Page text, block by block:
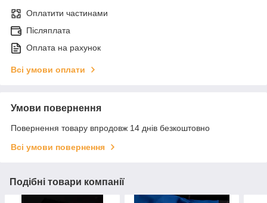
Оплатити частинами
Післяплата
Оплата на рахунок
Всі умови оплати
Умови повернення
Повернення товару впродовж 14 днів безкоштовно
Всі умови повернення
Подібні товари компанії